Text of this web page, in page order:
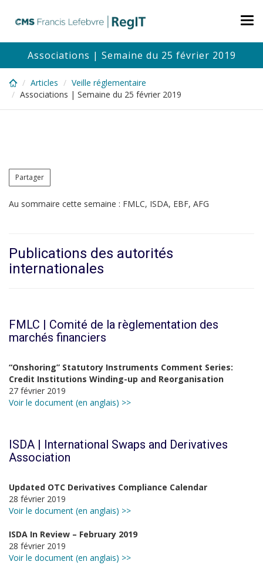
content
Associations | Semaine du 25 février 2019
Articles
Veille réglementaire
Associations | Semaine du 25 février 2019
Partager
Au sommaire cette semaine : FMLC, ISDA, EBF, AFG
Publications des autorités
internationales
FMLC | Comité de la règlementation des
marchés financiers
“Onshoring” Statutory Instruments Comment Series:
Credit Institutions Winding-up and Reorganisation
27 février 2019
Voir le document (en anglais) >>
ISDA | International Swaps and Derivatives
Association
Updated OTC Derivatives Compliance Calendar
28 février 2019
Voir le document (en anglais) >>
ISDA In Review – February 2019
28 février 2019
Voir le document (en anglais) >>